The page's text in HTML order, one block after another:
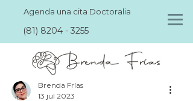
Agenda una cita Doctoralia
(81) 8204 - 3255
Brenda Frías
13 jul 2023